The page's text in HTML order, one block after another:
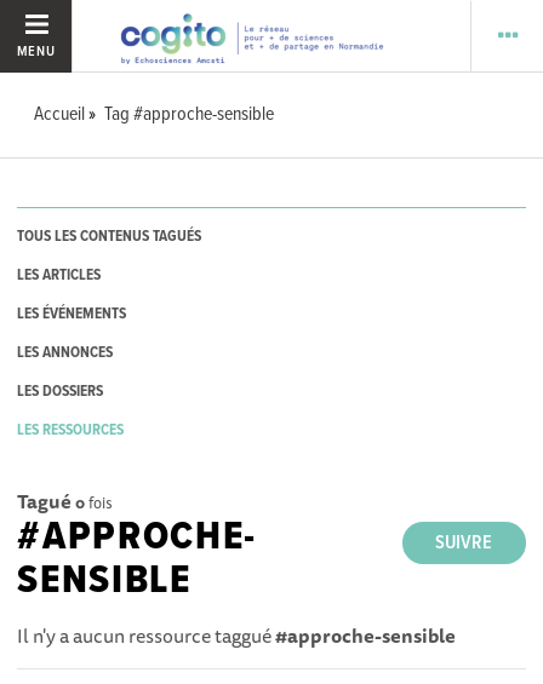
MENU
Accueil Tag #approche-sensible
TOUS LES CONTENUS TAGUÉS
LES ARTICLES
LES ÉVÉNEMENTS
LES ANNONCES
LES DOSSIERS
LES RESSOURCES
Tagué 0fois
SUIVRE
#APPROCHE-
SENSIBLE
Il n'y a aucun ressource taggué#approche-sensible